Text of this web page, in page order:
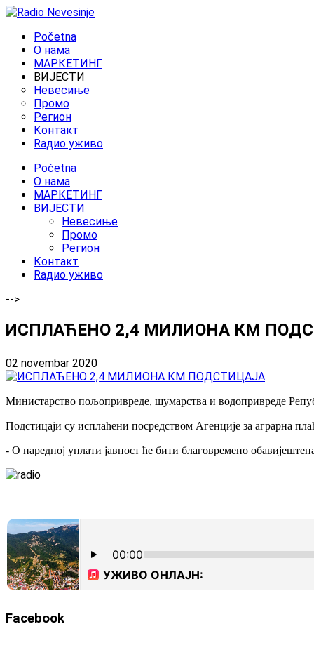
Početna
O нама
МАРКЕТИНГ
ВИЈЕСТИ
Невесиње
Промо
Регион
Контакт
Rадио уживо
Početna
O нама
МАРКЕТИНГ
ВИЈЕСТИ
Невесиње
Промо
Регион
Контакт
Rадио уживо
-->
ИСПЛАЋЕНО 2,4 МИЛИОНА КМ
02 novembar 2020
Министарство пољопривреде, шумарства и водопривреде
Подстицаји су исплаћени посредством Агенције за аграрна
- О наредној уплати јавност ће бити благовремено
Facebook